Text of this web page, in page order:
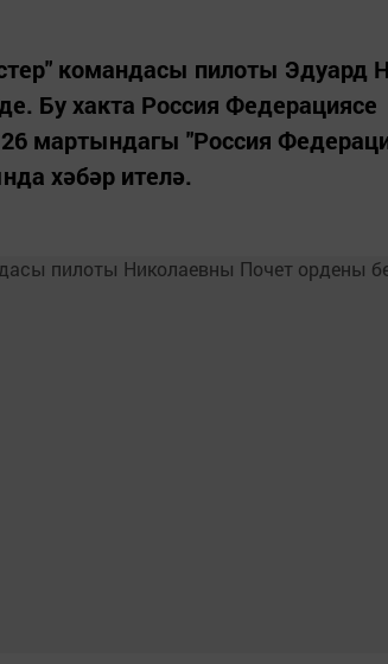
командасы пилоты Эдуард
Бу хакта Россия Федерациясе
мартындагы "Россия
хәбәр ителә.